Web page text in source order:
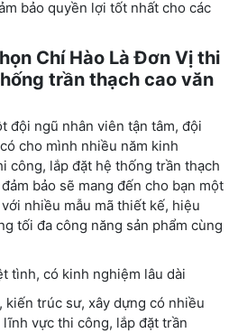
bảo quyền lợi tốt nhất cho các
Chí Hào Là Đơn Vị thi
trần thạch cao văn
đội ngũ nhân viên tận tâm, đội
cho mình nhiều năm kinh
công, lắp đặt hệ thống trần thạch
bảo sẽ mang đến cho bạn một
nhiều mẫu mã thiết kế, hiệu
tối đa công năng sản phẩm cùng
tình, có kinh nghiệm lâu dài
trúc sư, xây dựng có nhiều
vực thi công, lắp đặt trần